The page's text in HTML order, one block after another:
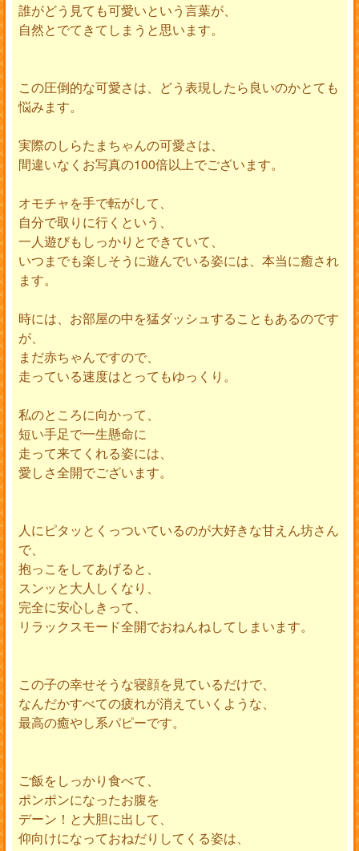
誰がどう見ても可愛いという言葉が、
自然とでてきてしまうと思います。
この圧倒的な可愛さは、どう表現したら良いのかとても
悩みます。
実際のしらたまちゃんの可愛さは、
間違いなくお写真の100倍以上でございます。
オモチャを手で転がして、
自分で取りに行くという、
一人遊びもしっかりとできていて、
いつまでも楽しそうに遊んでいる姿には、本当に癒され
ます。
時には、お部屋の中を猛ダッシュすることもあるのです
が、
まだ赤ちゃんですので、
走っている速度はとってもゆっくり。
私のところに向かって、
短い手足で一生懸命に
走って来てくれる姿には、
愛しさ全開でございます。
人にピタッとくっついているのが大好きな甘えん坊さん
で、
抱っこをしてあげると、
スンッと大人しくなり、
完全に安心しきって、
リラックスモード全開でおねんねしてしまいます。
この子の幸せそうな寝顔を見ているだけで、
なんだかすべての疲れが消えていくような、
最高の癒やし系パピーです。
ご飯をしっかり食べて、
ポンポンになったお腹を
デーン！と大胆に出して、
仰向けになっておねだりしてくる姿は、